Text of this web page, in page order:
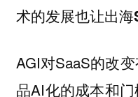
术的发展也让出海
AGI对SaaS的改
品AI化的成本和